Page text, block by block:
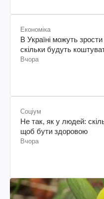
Економіка
В Україні можуть
скільки будуть
Вчора
Соціум
Не так, як у людей:
щоб бути здоровою
Вчора